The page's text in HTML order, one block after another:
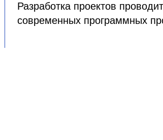
Разработка проектов
современных программных